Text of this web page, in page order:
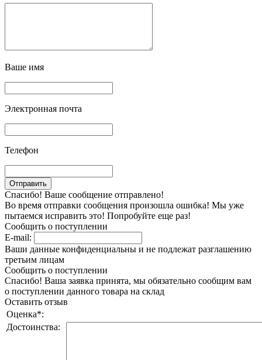
Ваше имя
Электронная почта
Телефон
Спасибо! Ваше сообщение отправлено!
Во время отправки сообщения произошла ошибка! Мы уже
пытаемся исправить это! Попробуйте еще раз!
Сообщить о поступлении
E-mail:
Ваши данные конфиденциальны и не подлежат разглашению
третьим лицам
Сообщить о поступлении
Спасибо! Ваша заявка принята, мы обязательно сообщим вам
о поступлении данного товара на склад
Оставить отзыв
Оценка*:
Достоинства: